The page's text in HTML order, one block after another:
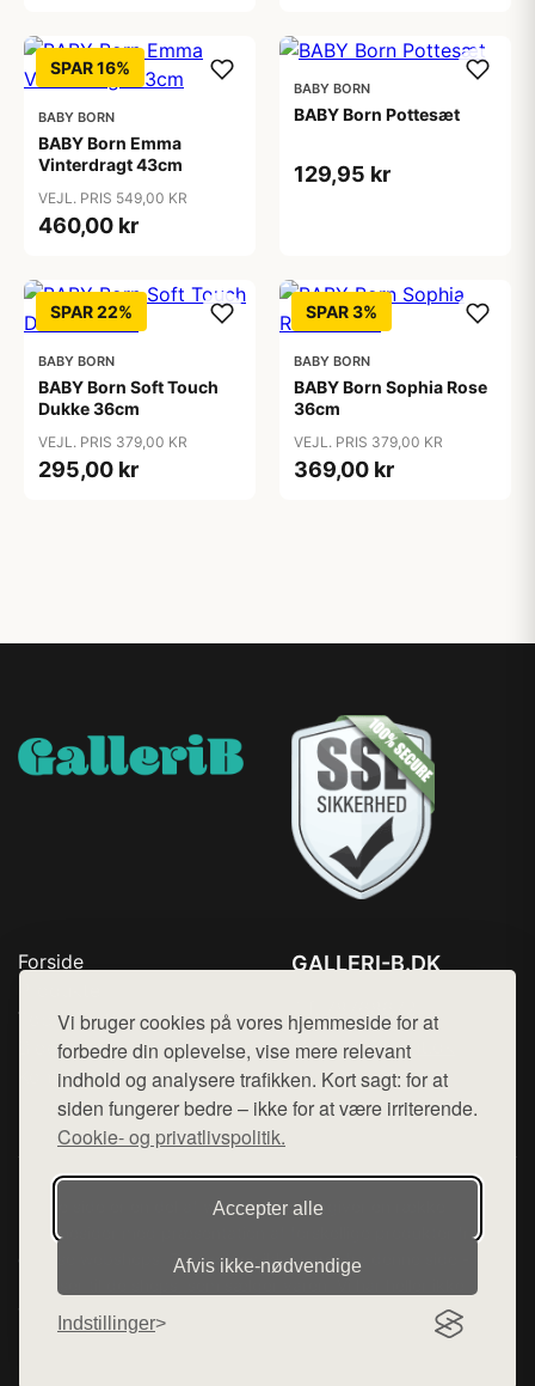
Vi bruger cookies på vores hjemmeside for at
forbedre din oplevelse, vise mere relevant
indhold og analysere trafikken. Kort sagt: for at
siden fungerer bedre – ikke for at være irriterende.
Cookie- og privatlivspolitik.
Accepter alle
Afvis ikke‑nødvendige
Indstillinger
SPAR 16%
BABY BORN
BABY Born Emma
Vinterdragt 43cm
VEJL. PRIS 549,00 KR
460,00 kr
BABY BORN
BABY Born Pottesæt
129,95 kr
SPAR 22%
BABY BORN
BABY Born Soft Touch
Dukke 36cm
VEJL. PRIS 379,00 KR
295,00 kr
SPAR 3%
BABY BORN
BABY Born Sophia Rose
36cm
VEJL. PRIS 379,00 KR
369,00 kr
Forside
Top Rabatter
Blog
Kontakt
GALLERI-B.DK
Mail: hej@want.dk
Cookie- og privatlivspolitik
Denne side er en del af want.dk, der udgiver en række
hjemmesider med præsentation af forskellige produkter fra
diverse webshops. Der sælges ikke varer fra denne side - vi
henviser til de shops, som sælger varen. Vi har heller ikke
varerne på lager.